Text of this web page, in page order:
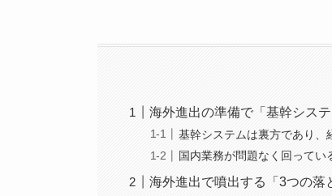
海外進出の準備で「基幹シス
基幹システムは裏方であり、
国内業務が問題なく回って
海外進出で噴出する「3つの